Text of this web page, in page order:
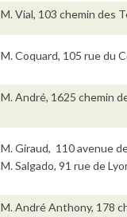
M. Vial, 103 chemin des
M. Coquard, 105 rue du
M. André, 1625 chemin
M. Giraud, 110 avenue
M. Salgado, 91 rue de
M. André Anthony, 178